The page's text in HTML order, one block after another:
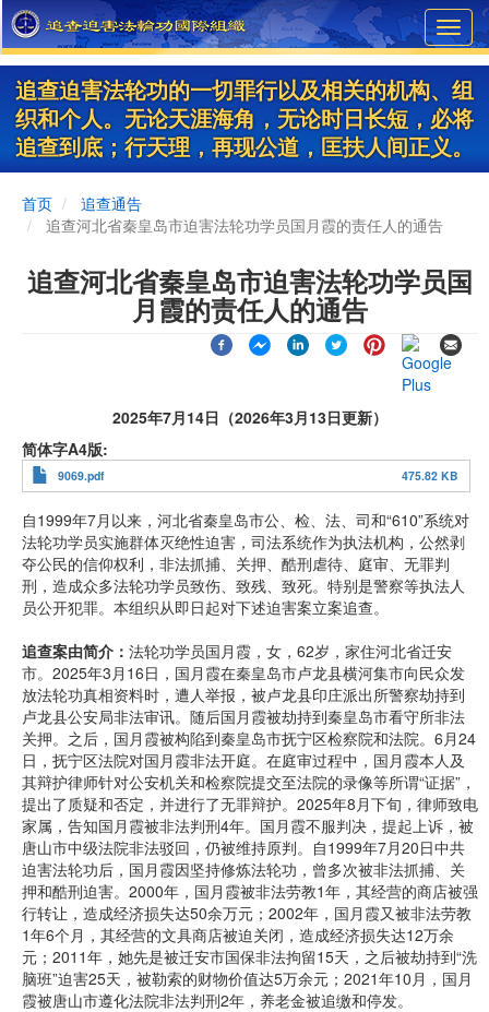
Skip
to
main
content
追查迫害法轮功的一切罪行以及相关的机构、组
织和个人。无论天涯海角，无论时日长短，必将
追查到底；行天理，再现公道，匡扶人间正义。
首页
追查通告
追查河北省秦皇岛市迫害法轮功学员国月霞的责任人的通告
追查河北省秦皇岛市迫害法轮功学员国
月霞的责任人的通告
2025年7月14日（2026年3月13日更新）
简体字A4版
9069.pdf 475.82 KB
自1999年7月以来，河北省秦皇岛市公、检、法、司和“610”系统对
法轮功学员实施群体灭绝性迫害，司法系统作为执法机构，公然剥
夺公民的信仰权利，非法抓捕、关押、酷刑虐待、庭审、无罪判
刑，造成众多法轮功学员致伤、致残、致死。特别是警察等执法人
员公开犯罪。本组织从即日起对下述迫害案立案追查。
追查案由简介 ： 法轮功学员国月霞，女，62岁，家住河北省迁安
市。2025年3月16日，国月霞在秦皇岛市卢龙县横河集市向民众发
放法轮功真相资料时，遭人举报，被卢龙县印庄派出所警察劫持到
卢龙县公安局非法审讯。随后国月霞被劫持到秦皇岛市看守所非法
关押。之后，国月霞被构陷到秦皇岛市抚宁区检察院和法院。6月24
日，抚宁区法院对国月霞非法开庭。在庭审过程中，国月霞本人及
其辩护律师针对公安机关和检察院提交至法院的录像等所谓“证据”，
提出了质疑和否定，并进行了无罪辩护。2025年8月下旬，律师致电
家属，告知国月霞被非法判刑4年。国月霞不服判决，提起上诉，被
唐山市中级法院非法驳回，仍被维持原判。自1999年7月20日中共
迫害法轮功后，国月霞因坚持修炼法轮功，曾多次被非法抓捕、关
押和酷刑迫害。2000年，国月霞被非法劳教1年，其经营的商店被强
行转让，造成经济损失达50余万元；2002年，国月霞又被非法劳教
1年6个月，其经营的文具商店被迫关闭，造成经济损失达12万余
元；2011年，她先是被迁安市国保非法拘留15天，之后被劫持到“洗
脑班”迫害25天，被勒索的财物价值达5万余元；2021年10月，国月
霞被唐山市遵化法院非法判刑2年，养老金被追缴和停发。